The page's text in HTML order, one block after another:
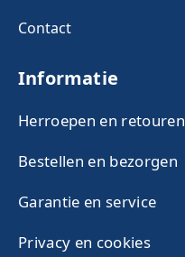
Contact
Informatie
Herroepen en retouren
Bestellen en bezorgen
Garantie en service
Privacy en cookies